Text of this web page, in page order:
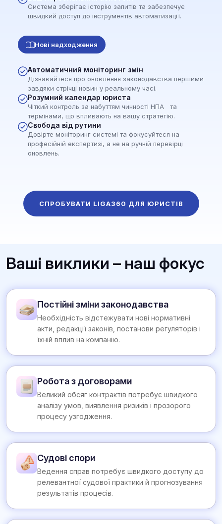
Система зберігає історію запитів та забезпечує
швидкий доступ до інструментів автоматизації.
Нові надходження
Автоматичний моніторинг змін
Дізнавайтеся про оновлення законодавства першими
завдяки стрічці новин у реальному часі.
Розумний календар юриста
Чіткий контроль за набуттям чинності НПА та
термінами, що впливають на вашу стратегію.
Свобода від рутини
Довірте моніторинг системі та фокусуйтеся на
професійній експертизі, а не на ручній перевірці
оновлень.
СПРОБУВАТИ LIGA360 ДЛЯ ЮРИСТІВ
Ваші виклики – наш фокус
Постійні зміни законодавства
Необхідність відстежувати нові нормативні
акти, редакції законів, постанови регуляторів і
їхній вплив на компанію.
Робота з договорами
Великий обсяг контрактів потребує швидкого
аналізу умов, виявлення ризиків і прозорого
процесу узгодження.
Судові спори
Ведення справ потребує швидкого доступу до
релевантної судової практики й прогнозування
результатів процесів.